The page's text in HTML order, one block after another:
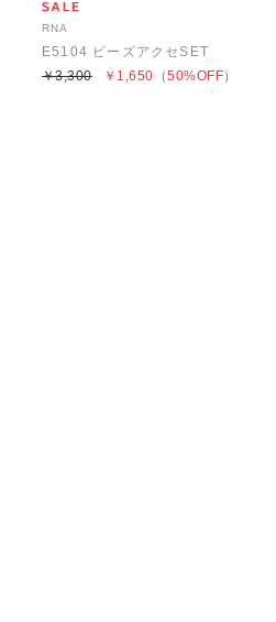
RNA
E5104 ビーズアクセSET
￥1,650
￥3,300 （50%OFF）